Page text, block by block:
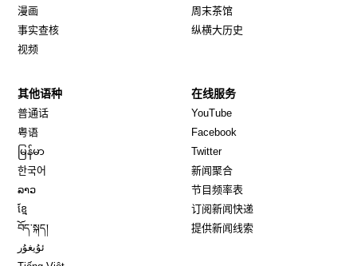
漫画
事实查核
视频
周末茶馆
纵横大历史
其他语种
普通话
粤语
မြန်မာ
한국어
ລາວ
ខ្មែ
བོད་སྐད།
ئۇيغۇر
在线服务
YouTube
Facebook
TwitterOpens in new window
新闻聚合
节目频率表
订阅新闻快递
提供新闻线索